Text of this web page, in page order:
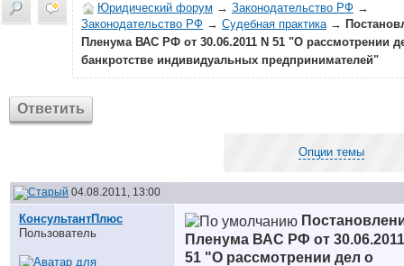
Юридический форум → Законодательство РФ →
Законодательство РФ → Судебная практика→
Пленума ВАС РФ от 30.06.2011 N 51 "О рассмотрении
банкротстве индивидуальных предпринимателей"
Ответить
Опции темы
04.08.2011, 13:00
КонсультантПлюс
Пользователь
Пленума ВАС РФ от
51 "О рассмотрении дел о